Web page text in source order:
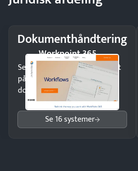
Dokumenthåndtering
Workpoint 365
Send kontrakter til underskrift
på minutter og mist ingen
dokumenter.
Se 16 systemer